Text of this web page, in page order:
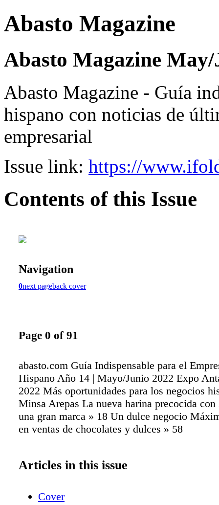
Abasto Magazine
Abasto Magazine May/
Abasto Magazine - Guía
hispano con noticias de
empresarial
Issue link: https://
Contents of this Issue
Navigation
0next pageback cover
Page 0 of 91
abasto.com Guía Indispensable para el
Hispano Año 14 | Mayo/Junio 2022 Expo
2022 Más oportunidades para los negocios
Minsa Arepas La nueva harina precocida
una gran marca » 18 Un dulce negocio
en ventas de chocolates y dulces » 58
Articles in this issue
Cover